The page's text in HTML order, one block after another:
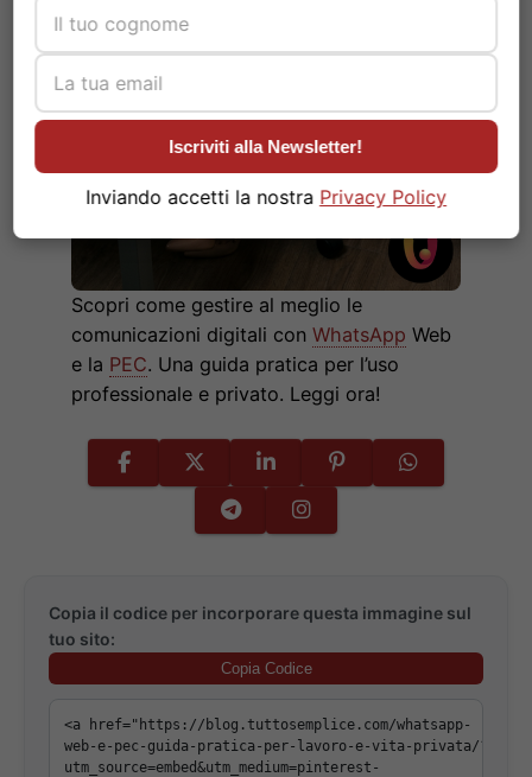
Scopri come gestire al meglio le
comunicazioni digitali con WhatsApp Web
e la PEC. Una guida pratica per l’uso
professionale e privato. Leggi ora!
Copia il codice per incorporare questa immagine sul
tuo sito:
Copia Codice
Iscriviti alla Newsletter!
Inviando accetti la nostra Privacy Policy